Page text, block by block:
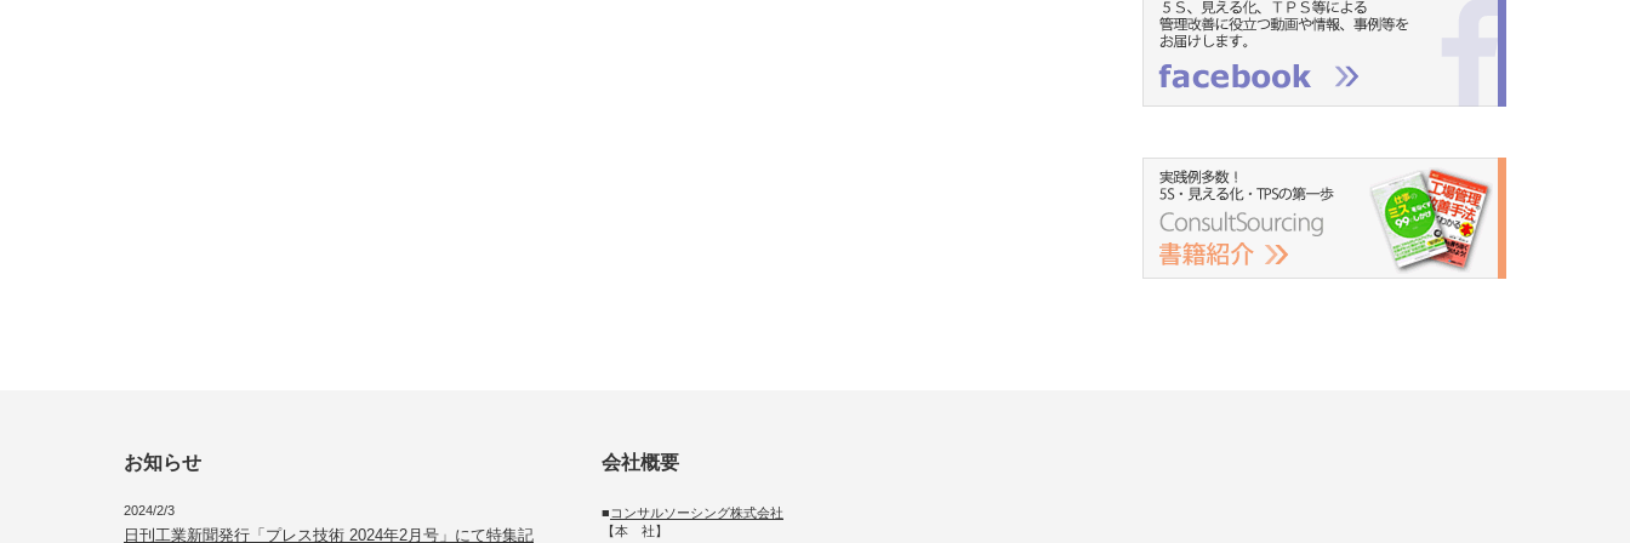
お知らせ
2024/2/3
日刊工業新聞発行「プレス技術 2024年2月号」にて特集記
会社概要
■ コンサルソーシング株式会社
【本 社】